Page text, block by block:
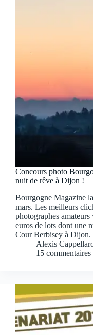
Concours photo
nuit de rêve à Dijon !
Bourgogne Magazine
mars. Les meilleurs
photographes
euros de lots dont une
Cour Berbisey à
Alexis
15 commentaires